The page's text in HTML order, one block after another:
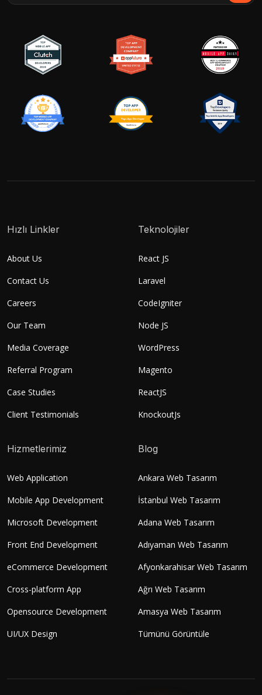
Hızlı Linkler
About Us
Contact Us
Careers
Our Team
Media Coverage
Referral Program
Case Studies
Client Testimonials
Teknolojiler
React JS
Laravel
CodeIgniter
Node JS
WordPress
Magento
ReactJS
KnockoutJs
Hizmetlerimiz
Web Application
Mobile App Development
Microsoft Development
Front End Development
eCommerce Development
Cross-platform App
Opensource Development
UI/UX Design
Blog
Ankara Web Tasarım
İstanbul Web Tasarım
Adana Web Tasarım
Adıyaman Web Tasarım
Afyonkarahisar Web Tasarım
Ağrı Web Tasarım
Amasya Web Tasarım
Tümünü Görüntüle